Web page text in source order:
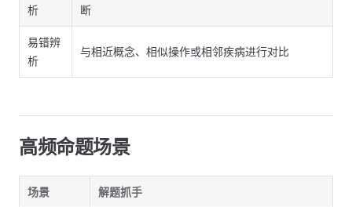
析
断
易错辨
析
与相近概念、相似操作或相邻疾病进行对比
高频命题场景
场景 解题抓手